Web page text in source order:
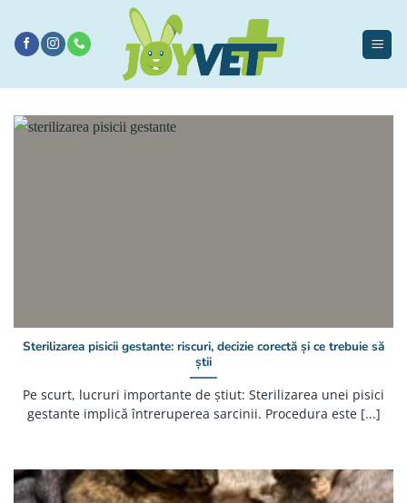
conținut
Sterilizarea pisicii gestante: riscuri, decizie corectă și ce trebuie să
știi
Pe scurt, lucruri importante de știut: Sterilizarea unei pisici
gestante implică întreruperea sarcinii. Procedura este [...]